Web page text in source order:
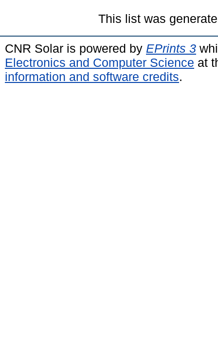
This list was
CNR Solar is powered by EPrints 3
Electronics and Computer Science at
information and software credits.